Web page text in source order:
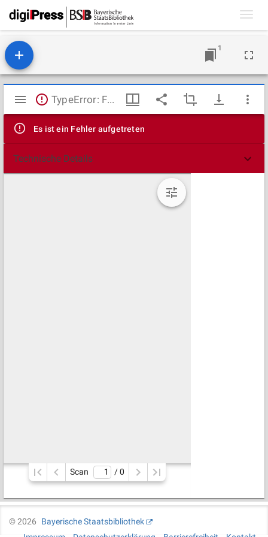
1
Mirador
Viewer
TypeError: Failed to fetch
Es ist ein Fehler aufgetreten
Technische Details
Scan / 0
©2026
Bayerische Staatsbibliothek